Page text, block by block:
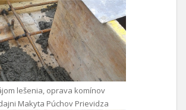
lešenia, oprava komínov
Makyta Púchov Prievidza